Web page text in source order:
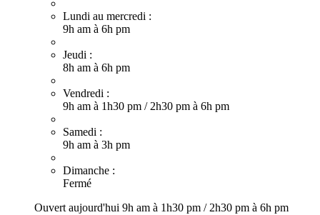
Lundi au mercredi :
9h am à 6h pm
Jeudi :
8h am à 6h pm
Vendredi :
9h am à 1h30 pm / 2h30 pm à 6h pm
Samedi :
9h am à 3h pm
Dimanche :
Fermé
Ouvert aujourd'hui 9h am à 1h30 pm / 2h30 pm à 6h pm